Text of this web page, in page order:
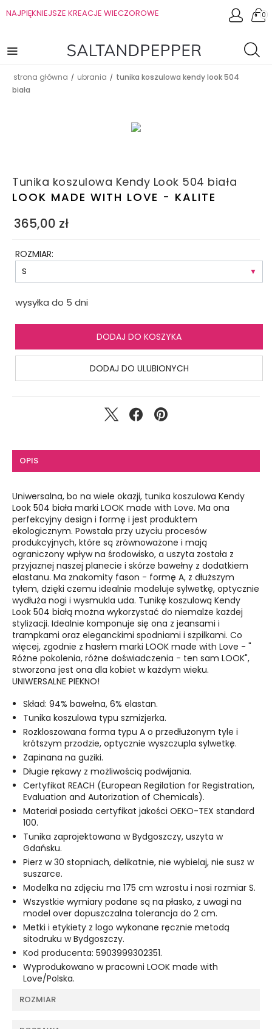
NAJPIĘKNIEJSZE KREACJE WIECZOROWE 0
strona główna / ubrania / tunika koszulowa kendy look 504
biała
Tunika koszulowa Kendy Look 504 biała
LOOK MADE WITH LOVE - KALITE
365,00 zł
ROZMIAR:
wysyłka do 5 dni
DODAJ DO KOSZYKA
DODAJ DO ULUBIONYCH
OPIS
Uniwersalna, bo na wiele okazji, tunika koszulowa Kendy
Look 504 biała marki LOOK made with Love. Ma ona
perfekcyjny design i formę i jest produktem
ekologicznym. Powstała przy użyciu procesów
produkcyjnych, które są zrównoważone i mają
ograniczony wpływ na środowisko, a uszyta została z
przyjaznej naszej planecie i skórze bawełny z dodatkiem
elastanu. Ma znakomity fason - formę A, z dłuższym
tyłem, dzięki czemu idealnie modeluje sylwetkę, optycznie
wydłuża nogi i wysmukla uda. Tunikę koszulową Kendy
Look 504 białą można wykorzystać do niemalże każdej
stylizacji. Idealnie komponuje się ona z jeansami i
trampkami oraz eleganckimi spodniami i szpilkami. Co
więcej, zgodnie z hasłem marki LOOK made with Love - "
Różne pokolenia, różne doświadczenia - ten sam LOOK",
stworzona jest ona dla kobiet w każdym wieku.
UNIWERSALNE PIEKNO!
Skład: 94% bawełna, 6% elastan.
Tunika koszulowa typu szmizjerka.
Rozkloszowana forma typu A o przedłużonym tyle i
krótszym przodzie, optycznie wyszczupla sylwetkę.
Zapinana na guziki.
Długie rękawy z możliwością podwijania.
Certyfikat REACH (European Regilation for Registration,
Evaluation and Autorization of Chemicals).
Materiał posiada certyfikat jakości OEKO-TEX standard
100.
Tunika zaprojektowana w Bydgoszczy, uszyta w
Gdańsku.
Pierz w 30 stopniach, delikatnie, nie wybielaj, nie susz w
suszarce.
Modelka na zdjęciu ma 175 cm wzrostu i nosi rozmiar S.
Wszystkie wymiary podane są na płasko, z uwagi na
model over dopuszczalna tolerancja do 2 cm.
Metki i etykiety z logo wykonane ręcznie metodą
sitodruku w Bydgoszczy.
Kod producenta: 5903999302351.
Wyprodukowano w pracowni LOOK made with
Love/Polska.
ROZMIAR